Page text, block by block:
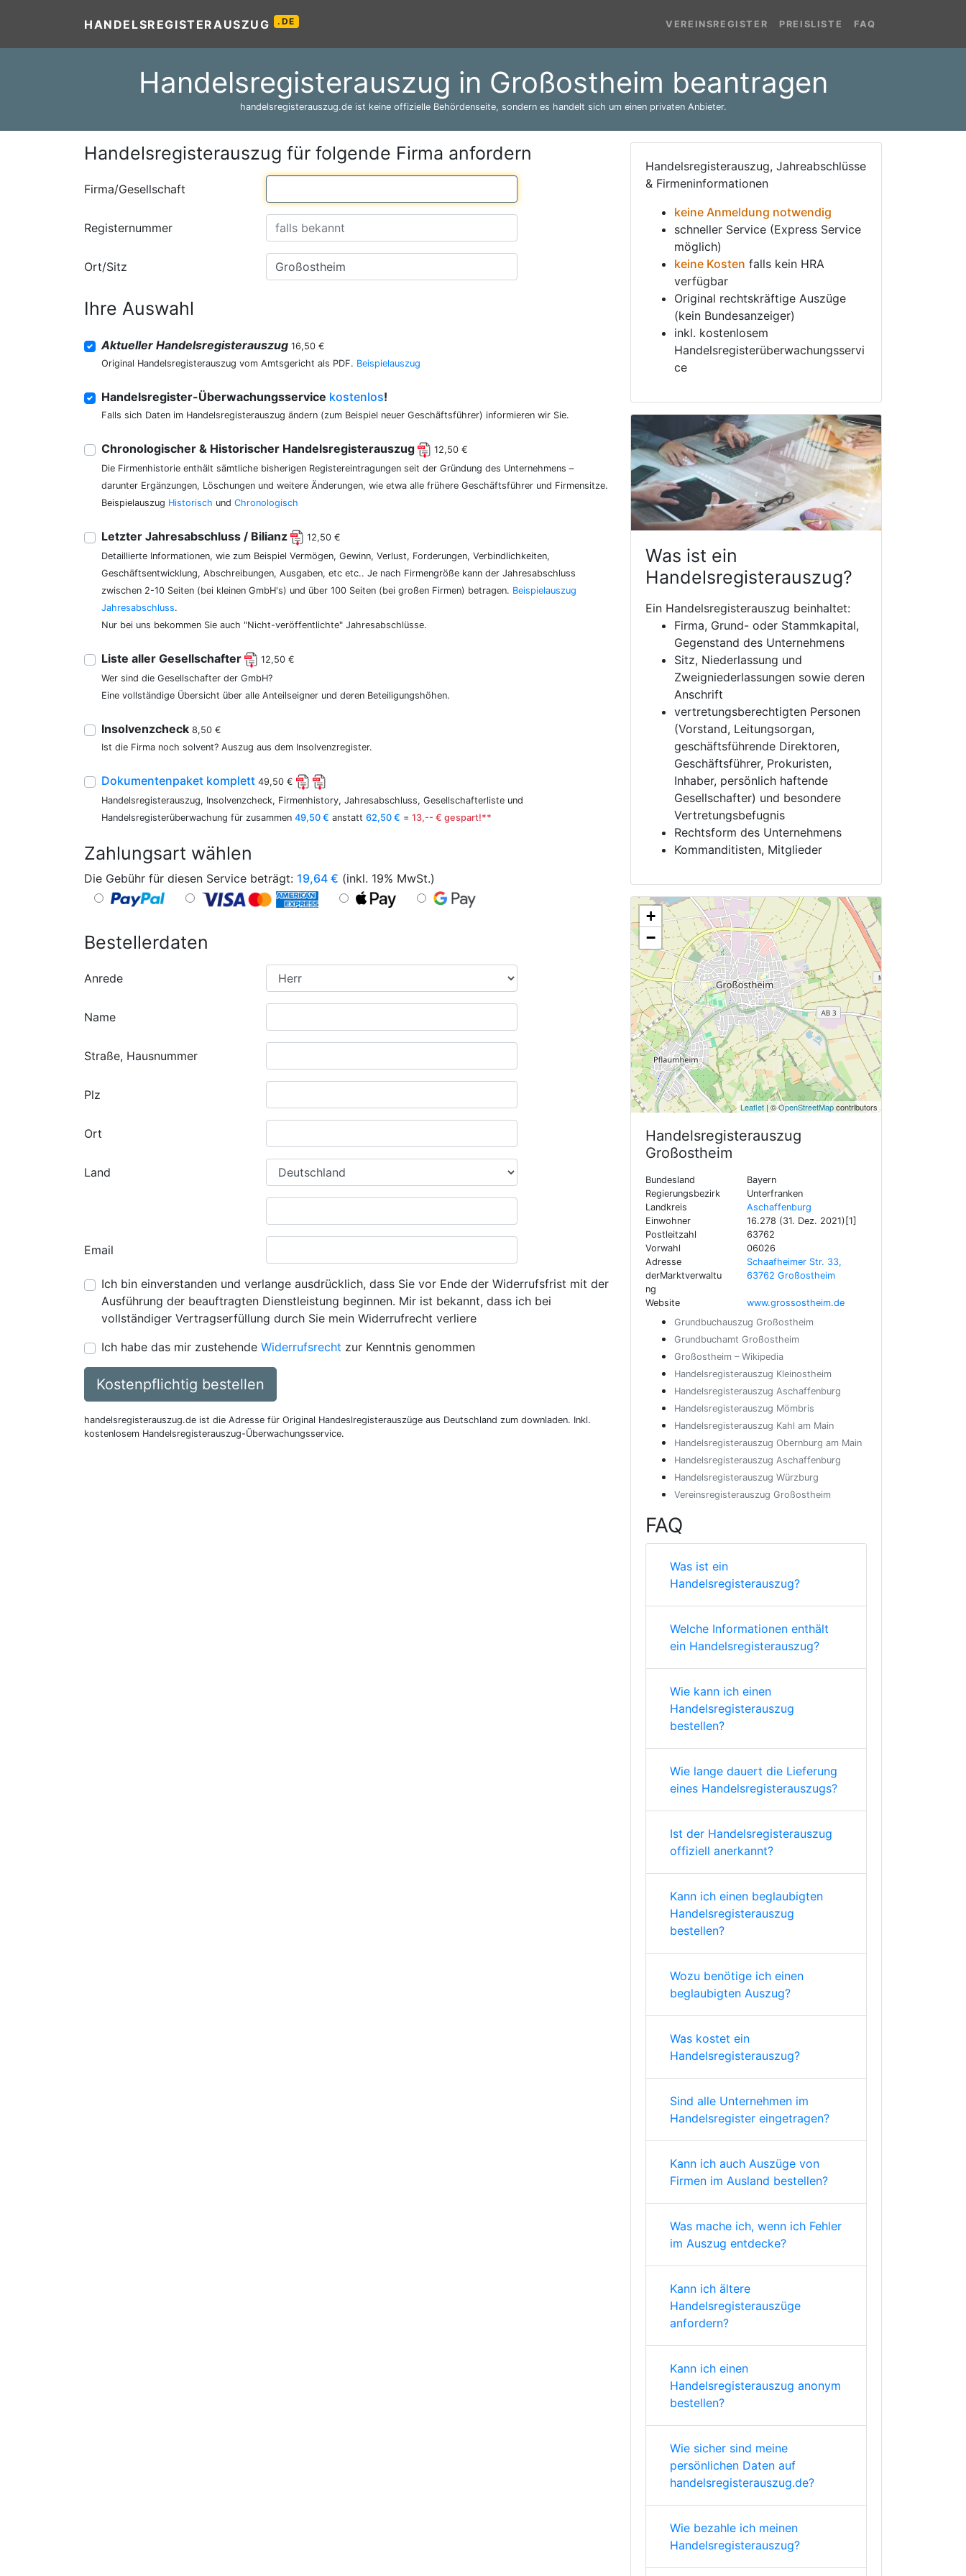
HANDELSREGISTERAUSZUG .DE VEREINSREGISTER PREISLISTE FAQ
Handelsregisterauszug in Großostheim beantragen
handelsregisterauszug.de ist keine offizielle Behördenseite, sondern es handelt sich um einen privaten Anbieter.
Handelsregisterauszug für folgende Firma anfordern
Firma/Gesellschaft
Registernummer
Ort/Sitz
Ihre Auswahl
Aktueller Handelsregisterauszug 16,50 €
Original Handelsregisterauszug vom Amtsgericht als PDF. Beispielauszug
Handelsregister-Überwachungsservice kostenlos!
Falls sich Daten im Handelsregisterauszug ändern (zum Beispiel neuer Geschäftsführer) informieren wir Sie.
Chronologischer & Historischer Handelsregisterauszug
12,50 €
Die Firmenhistorie enthält sämtliche bisherigen Registereintragungen seit der Gründung des Unternehmens –
darunter Ergänzungen, Löschungen und weitere Änderungen, wie etwa alle frühere Geschäftsführer und Firmensitze.
Beispielauszug Historisch und Chronologisch
Letzter Jahresabschluss / Bilianz
12,50 €
Detaillierte Informationen, wie zum Beispiel Vermögen, Gewinn, Verlust, Forderungen, Verbindlichkeiten,
Geschäftsentwicklung, Abschreibungen, Ausgaben, etc etc.. Je nach Firmengröße kann der Jahresabschluss
zwischen 2-10 Seiten (bei kleinen GmbH's) und über 100 Seiten (bei großen Firmen) betragen. Beispielauszug
Jahresabschluss.
Nur bei uns bekommen Sie auch "Nicht-veröffentlichte" Jahresabschlüsse.
Liste aller Gesellschafter
12,50 €
Wer sind die Gesellschafter der GmbH?
Eine vollständige Übersicht über alle Anteilseigner und deren Beteiligungshöhen.
Insolvenzcheck 8,50 €
Ist die Firma noch solvent? Auszug aus dem Insolvenzregister.
Dokumentenpaket komplett 49,50 €
Handelsregisterauszug, Insolvenzcheck, Firmenhistory, Jahresabschluss, Gesellschafterliste und
Handelsregisterüberwachung für zusammen 49,50 € anstatt 62,50 € = 13,-- € gespart!**
Zahlungsart wählen
Die Gebühr für diesen Service beträgt: 19,64 € (inkl. 19% MwSt.)
Bestellerdaten
Anrede
Name
Straße, Hausnummer
Plz
Ort
Land
Email
Ich bin einverstanden und verlange ausdrücklich, dass Sie vor Ende der Widerrufsfrist mit der
Ausführung der beauftragten Dienstleistung beginnen. Mir ist bekannt, dass ich bei
vollständiger Vertragserfüllung durch Sie mein Widerrufrecht verliere
Ich habe das mir zustehende Widerrufsrecht zur Kenntnis genommen
Kostenpflichtig bestellen
handelsregisterauszug.de ist die Adresse für Original Handeslregisterauszüge aus Deutschland zum downladen. Inkl.
kostenlosem Handelsregisterauszug-Überwachungsservice.
Handelsregisterauszug, Jahreabschlüsse
& Firmeninformationen
keine Anmeldung notwendig
schneller Service (Express Service
möglich)
keine Kosten falls kein HRA
verfügbar
Original rechtskräftige Auszüge
(kein Bundesanzeiger)
inkl. kostenlosem
Handelsregisterüberwachungsservi
ce
Was ist ein
Handelsregisterauszug?
Ein Handelsregisterauszug beinhaltet:
Firma, Grund- oder Stammkapital,
Gegenstand des Unternehmens
Sitz, Niederlassung und
Zweigniederlassungen sowie deren
Anschrift
vertretungsberechtigten Personen
(Vorstand, Leitungsorgan,
geschäftsführende Direktoren,
Geschäftsführer, Prokuristen,
Inhaber, persönlich haftende
Gesellschafter) und besondere
Vertretungsbefugnis
Rechtsform des Unternehmens
Kommanditisten, Mitglieder
+
−
Leaflet | ©OpenStreetMapcontributors
Handelsregisterauszug
Großostheim
Bundesland
Bayern
Regierungsbezirk
Unterfranken
Landkreis
Aschaffenburg
Einwohner
16.278 (31. Dez. 2021)[1]
Postleitzahl
63762
Vorwahl
06026
Adresse
derMarktverwaltu
ng
Schaafheimer Str. 33,
63762 Großostheim
Website
www.grossostheim.de
Grundbuchauszug Großostheim
Grundbuchamt Großostheim
Großostheim – Wikipedia
Handelsregisterauszug Kleinostheim
Handelsregisterauszug Aschaffenburg
Handelsregisterauszug Mömbris
Handelsregisterauszug Kahl am Main
Handelsregisterauszug Obernburg am Main
Handelsregisterauszug Aschaffenburg
Handelsregisterauszug Würzburg
Vereinsregisterauszug Großostheim
FAQ
Was ist ein
Handelsregisterauszug?
Welche Informationen enthält
ein Handelsregisterauszug?
Wie kann ich einen
Handelsregisterauszug
bestellen?
Wie lange dauert die Lieferung
eines Handelsregisterauszugs?
Ist der Handelsregisterauszug
offiziell anerkannt?
Kann ich einen beglaubigten
Handelsregisterauszug
bestellen?
Wozu benötige ich einen
beglaubigten Auszug?
Was kostet ein
Handelsregisterauszug?
Sind alle Unternehmen im
Handelsregister eingetragen?
Kann ich auch Auszüge von
Firmen im Ausland bestellen?
Was mache ich, wenn ich Fehler
im Auszug entdecke?
Kann ich ältere
Handelsregisterauszüge
anfordern?
Kann ich einen
Handelsregisterauszug anonym
bestellen?
Wie sicher sind meine
persönlichen Daten auf
handelsregisterauszug.de?
Wie bezahle ich meinen
Handelsregisterauszug?